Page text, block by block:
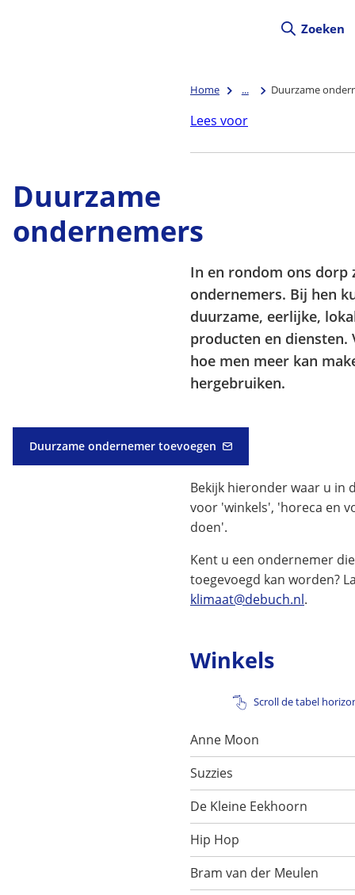
Zoeken
Home ... Duurzame
Lees voor
Duurzame
ondernemers
In en rondom ons dorp
ondernemers. Bij hen
duurzame, eerlijke,
producten en diensten.
hoe men meer kan
hergebruiken.
Duurzame ondernemer toevoegen
(Verwijst
Bekijk hieronder waar u in
voor 'winkels', 'horeca en
doen'.
Kent u een ondernemer
toegevoegd kan worden?
klimaat@debuch.nl(Verwijst
.
Winkels
Scroll de tabel
Anne Moon
Suzzies
De Kleine Eekhoorn
Hip Hop
Bram van der Meulen